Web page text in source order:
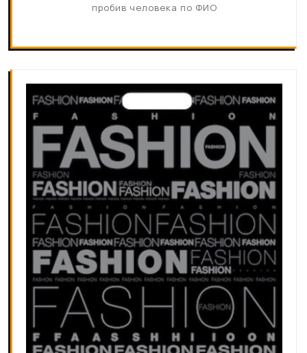
пробив человека по ФИО